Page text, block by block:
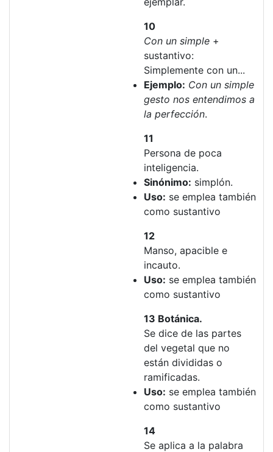
10
Con un simple +
sustantivo:
Simplemente con un...
Ejemplo: Con un simple
gesto nos entendimos a
la perfección.
11
Persona de poca
inteligencia.
Sinónimo: simplón.
Uso: se emplea también
como sustantivo
12
Manso, apacible e
incauto.
Uso: se emplea también
como sustantivo
13 Botánica.
Se dice de las partes
del vegetal que no
están divididas o
ramificadas.
Uso: se emplea también
como sustantivo
14
Se aplica a la palabra